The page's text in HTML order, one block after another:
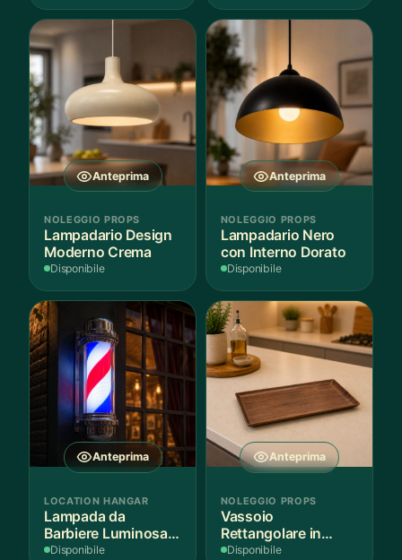
Anteprima
NOLEGGIO PROPS
Lampadario Design
Moderno Crema
Disponibile
Anteprima
NOLEGGIO PROPS
Lampadario Nero
con Interno Dorato
Disponibile
Anteprima
LOCATION HANGAR
Lampada da
Barbiere Luminosa
Rotante
Disponibile
Anteprima
NOLEGGIO PROPS
Vassoio
Rettangolare in
Legno Scuro
Disponibile